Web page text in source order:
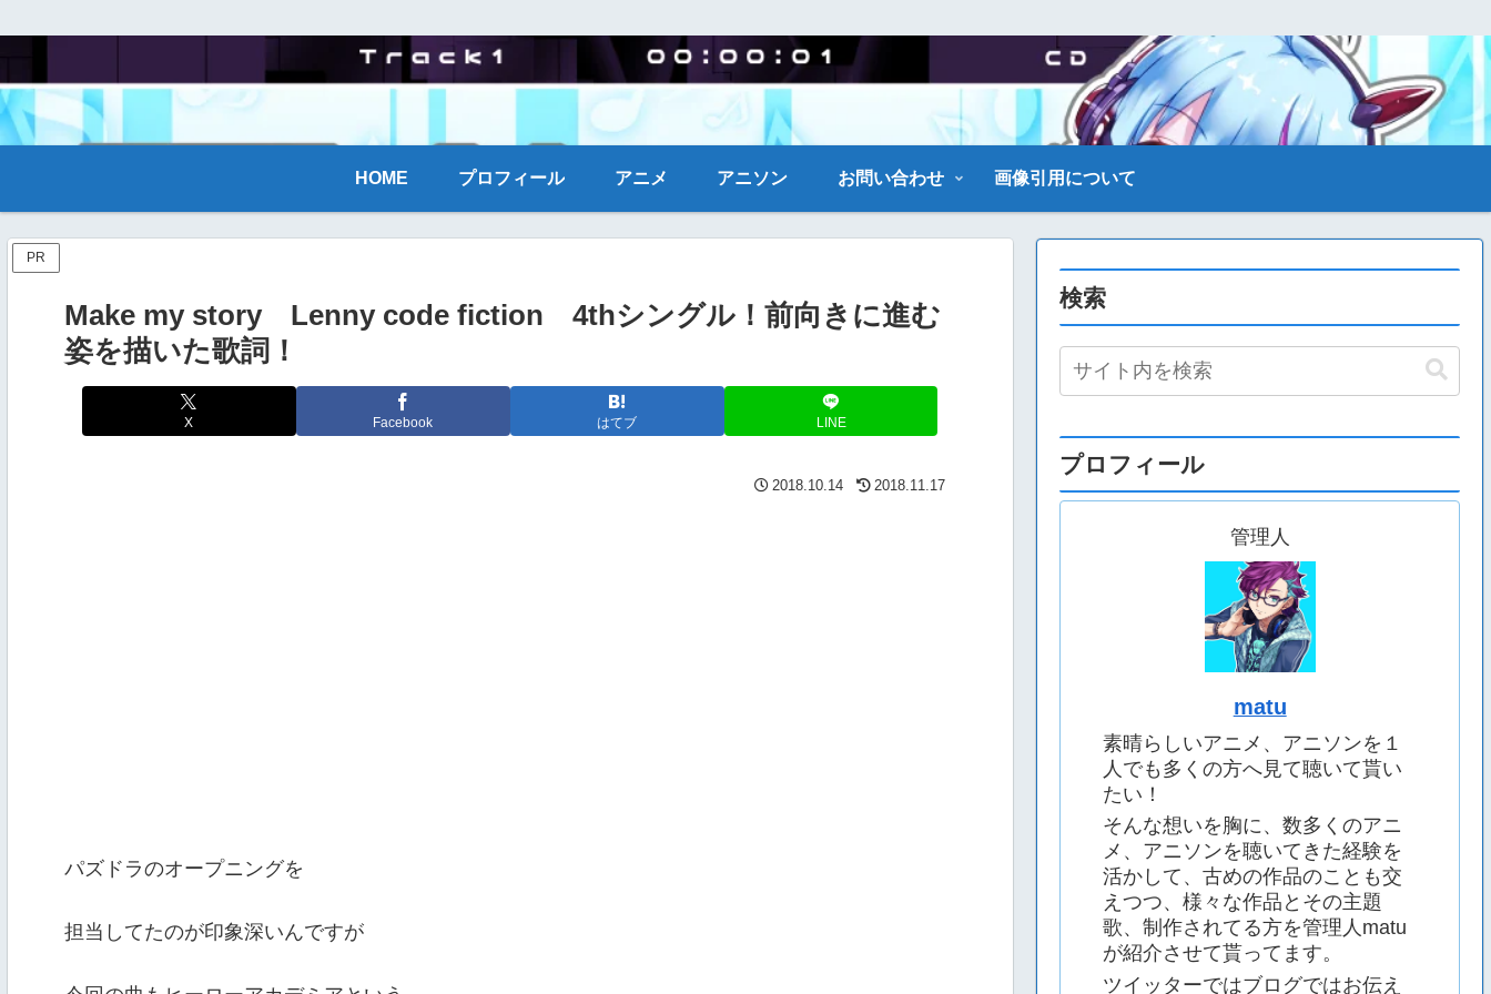
HOME プロフィール アニメ アニソン お問い合わせ 画像引用について
PR
Make my story Lenny code fiction 4thシングル！前向きに進む
姿を描いた歌詞！
X Facebook はてブ LINE
2018.10.14 2018.11.17
パズドラのオープニングを
担当してたのが印象深いんですが
検索
プロフィール
管理人
matu
素晴らしいアニメ、アニソンを１
人でも多くの方へ見て聴いて貰い
たい！
そんな想いを胸に、数多くのアニ
メ、アニソンを聴いてきた経験を
活かして、古めの作品のことも交
えつつ、様々な作品とその主題
歌、制作されてる方を管理人matu
が紹介させて貰ってます。
ツイッターではブログではお伝え